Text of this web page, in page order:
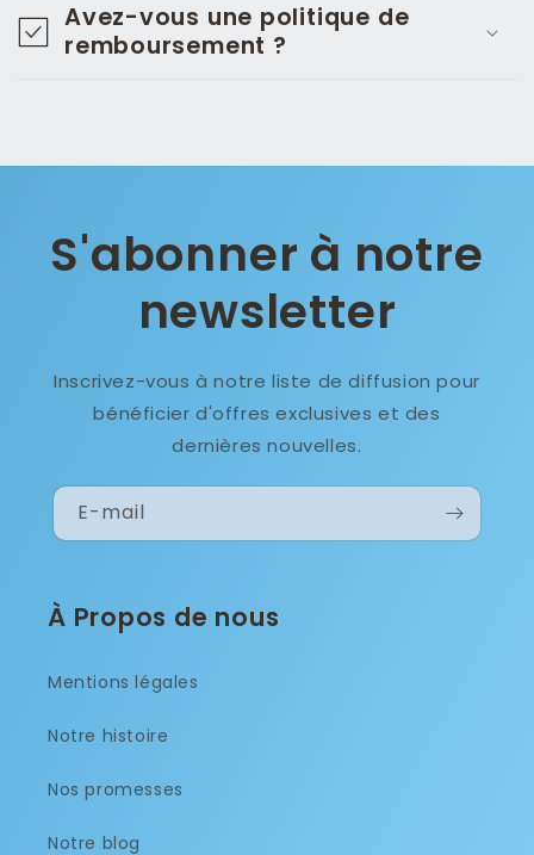
Avez-vous une politique de
remboursement ?
S'abonner à notre
newsletter
Inscrivez-vous à notre liste de diffusion pour
bénéficier d'offres exclusives et des
dernières nouvelles.
E-mail
À Propos de nous
Mentions légales
Notre histoire
Nos promesses
Notre blog